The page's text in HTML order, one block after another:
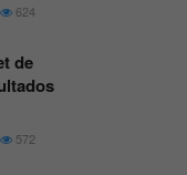
624
de
572